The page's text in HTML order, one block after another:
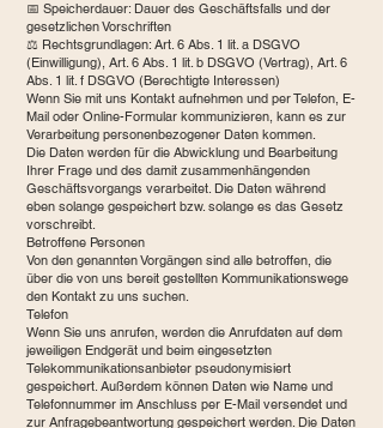
📅 Speicherdauer: Dauer des Geschäftsfalls und der
gesetzlichen Vorschriften
⚖️ Rechtsgrundlagen: Art. 6 Abs. 1 lit. a DSGVO
(Einwilligung), Art. 6 Abs. 1 lit. b DSGVO (Vertrag), Art. 6
Abs. 1 lit. f DSGVO (Berechtigte Interessen)
Wenn Sie mit uns Kontakt aufnehmen und per Telefon, E-
Mail oder Online-Formular kommunizieren, kann es zur
Verarbeitung personenbezogener Daten kommen.
Die Daten werden für die Abwicklung und Bearbeitung
Ihrer Frage und des damit zusammenhängenden
Geschäftsvorgangs verarbeitet. Die Daten während
eben solange gespeichert bzw. solange es das Gesetz
vorschreibt.
Betroffene Personen
Von den genannten Vorgängen sind alle betroffen, die
über die von uns bereit gestellten Kommunikationswege
den Kontakt zu uns suchen.
Telefon
Wenn Sie uns anrufen, werden die Anrufdaten auf dem
jeweiligen Endgerät und beim eingesetzten
Telekommunikationsanbieter pseudonymisiert
gespeichert. Außerdem können Daten wie Name und
Telefonnummer im Anschluss per E-Mail versendet und
zur Anfragebeantwortung gespeichert werden. Die Daten